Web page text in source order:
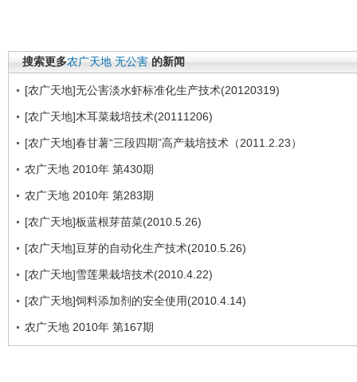
搜索更多农广天地 无公害 的新闻
[农广天地]无公害淡水虾标准化生产技术(20120319)
[农广天地]木耳菜栽培技术(20111206)
[农广天地]春甘薯“三段四期”高产栽培技术（2011.2.23）
农广天地 2010年 第430期
农广天地 2010年 第283期
[农广天地]板蓝根芽苗菜(2010.5.26)
[农广天地]豆芽的自动化生产技术(2010.5.26)
[农广天地]雪莲果栽培技术(2010.4.22)
[农广天地]饲料添加剂的安全使用(2010.4.14)
农广天地 2010年 第167期